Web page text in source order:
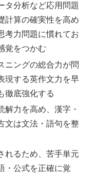
タ分析など応用問題
計算の確実性を高め
考力問題に慣れてお
覚をつかむ
ニングの総合力が問
現する英作文力を早
徹底強化する
解力を高め、漢字・
文は文法・語句を整
れるため、苦手単元
・公式を正確に覚